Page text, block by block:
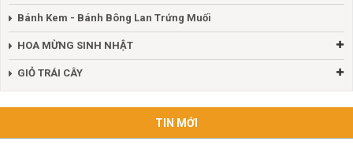
Bánh Kem - Bánh Bông Lan Trứng Muối
HOA MỪNG SINH NHẬT
GIỎ TRÁI CÂY
TIN MỚI